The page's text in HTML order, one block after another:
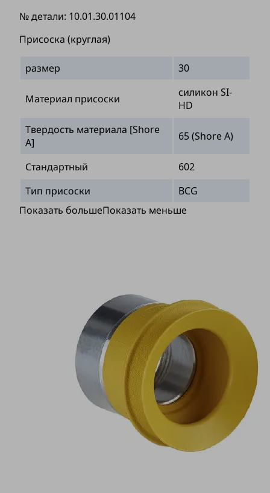
№ детали: 10.01.30.01104
Присоска (круглая)
размер 30
Материал присоски
силикон SI-
HD
Твердость материала [Shore
A]
65 (Shore A)
Стандартный
602
Тип присоски
BCG
Показать большеПоказать меньше